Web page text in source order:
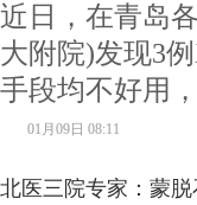
近日，在青岛
大附院)发现3
手段均不好用
01月09日 08:11
北医三院专家：蒙